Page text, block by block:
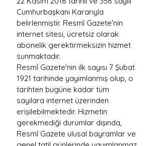
Cumhurbaşkanı Kararıyla
belirlenmiştir. Resmî Gazete'nin
internet sitesi, ücretsiz olarak
abonelik gerektirmeksizin hizmet
sunmaktadır.
Resmî Gazete'nin ilk sayısı 7 Şubat
1921 tarihinde yayımlanmış olup, o
tarihten bugüne kadar tüm
sayılara internet üzerinden
erişilebilmektedir. Hizmetin
gerekmediği durumlar dışında,
Resmî Gazete ulusal bayramlar ve